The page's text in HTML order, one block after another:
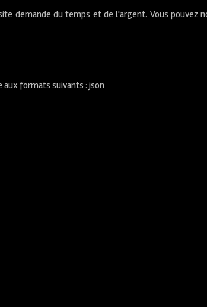
demande du temps et de l'argent. Vous pouvez
aux formats suivants :json